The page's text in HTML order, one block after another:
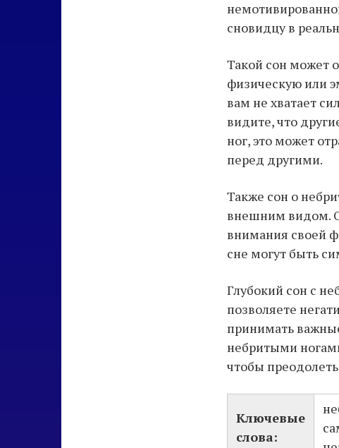
сновидцу в
Такой сон может
физическую или
вам не хватает
видите, что
ног, это может
перед другими.
Также сон о
внешним видом.
внимания своей
сне могут быть
Глубокий сон с
позволяете
принимать
небритыми
чтобы
Ключевые
слова: